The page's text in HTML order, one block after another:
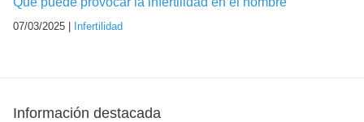
07/03/2025 | Infertilidad
Información destacada